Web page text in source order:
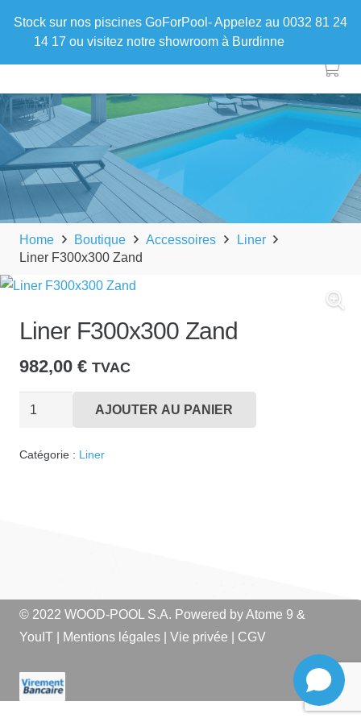
Stock sur nos piscines GoForPool- Appelez au 0032 81 24
14 17 ou visitez notre showroom à Burdinne
Home Boutique Accessoires
Liner
Liner F300x300 Zand
Liner F300x300 Zand
982,00 € TVAC
quantité
AJOUTER AU PANIER
Catégorie : Liner
© 2022 WOOD-POOL S.A. Powered byAtome 9 &
YouIT
Mentions légales Vie privée CGV